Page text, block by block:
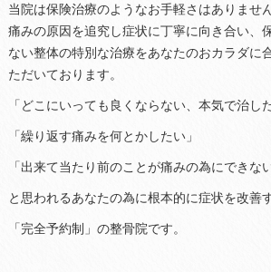
当院は保険治療のようなお手軽さはありませ
痛みの原因を追究し症状に丁寧に向き合い、
ない整体の特別な治療をあなたのおカラダに
ただいております。
「どこにいっても良くならない、本気で治し
「繰り返す痛みを何とかしたい」
「出来て当たり前のことが痛みの為にできな
と思われるあなたの為に根本的に症状を改善
「完全予約制」の整骨院です。